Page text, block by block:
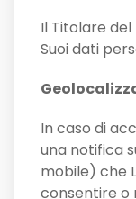
Il Titolare
Suoi dati
In caso di
una notifica
mobile) che
consentire o